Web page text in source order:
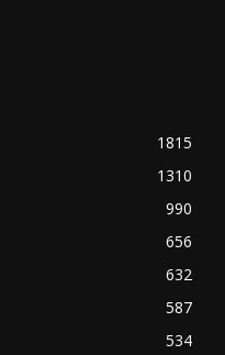
1815
1310
990
656
632
587
534